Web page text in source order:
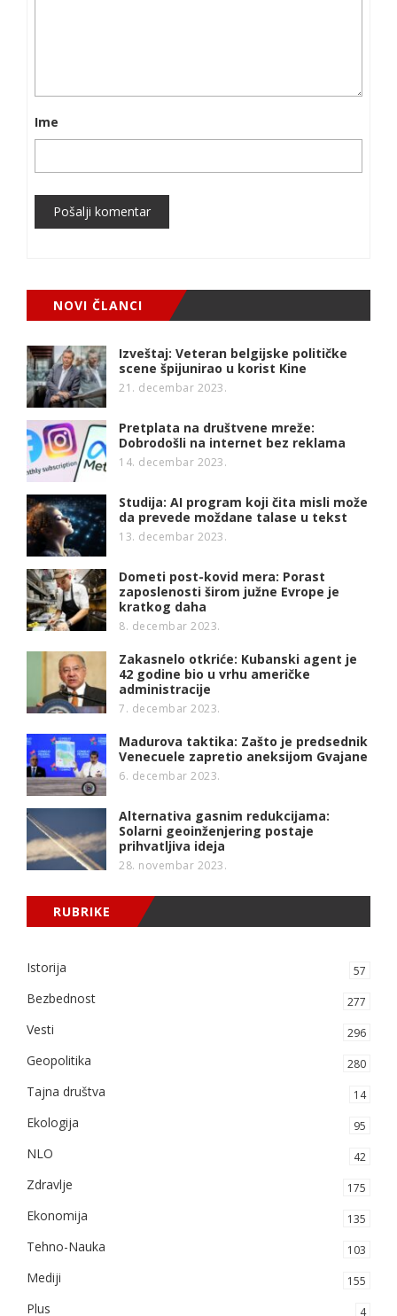
Ime
Pošalji komentar
NOVI ČLANCI
Izveštaj: Veteran belgijske političke
scene špijunirao u korist Kine
21. decembar 2023.
Pretplata na društvene mreže:
Dobrodošli na internet bez reklama
14. decembar 2023.
Studija: AI program koji čita misli može
da prevede moždane talase u tekst
13. decembar 2023.
Dometi post-kovid mera: Porast
zaposlenosti širom južne Evrope je
kratkog daha
8. decembar 2023.
Zakasnelo otkriće: Kubanski agent je
42 godine bio u vrhu američke
administracije
7. decembar 2023.
Madurova taktika: Zašto je predsednik
Venecuele zapretio aneksijom Gvajane
6. decembar 2023.
Alternativa gasnim redukcijama:
Solarni geoinženjering postaje
prihvatljiva ideja
28. novembar 2023.
RUBRIKE
Istorija 57
Bezbednost 277
Vesti 296
Geopolitika 280
Tajna društva 14
Ekologija 95
NLO 42
Zdravlje 175
Ekonomija 135
Tehno-Nauka 103
Mediji 155
Plus 4